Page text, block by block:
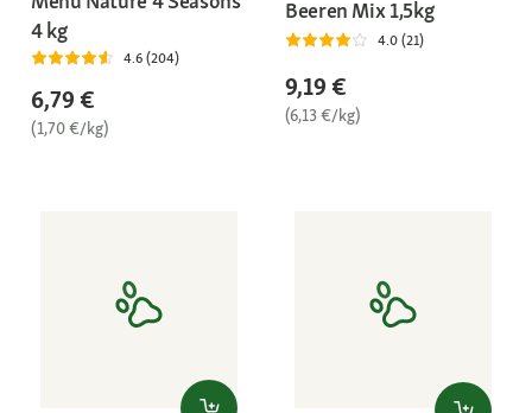
4 kg
4.6 (204)
6,79 €
(1,70 €/kg)
Beeren Mix 1,5kg
4.0 (21)
9,19 €
(6,13 €/kg)